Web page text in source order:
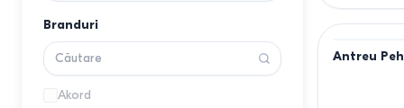
Branduri
Akord
Antreu